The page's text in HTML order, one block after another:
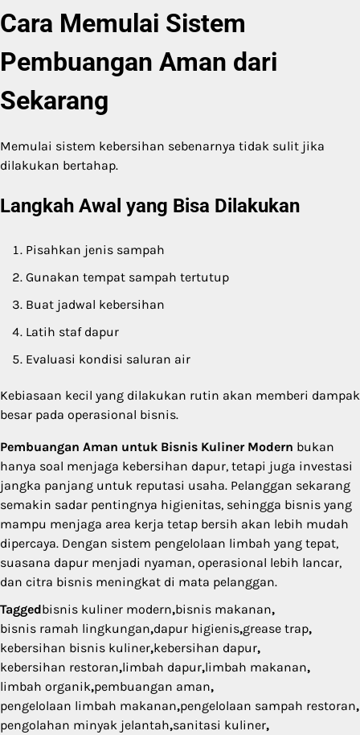
Cara Memulai Sistem
Pembuangan Aman dari
Sekarang
Memulai sistem kebersihan sebenarnya tidak sulit jika
dilakukan bertahap.
Langkah Awal yang Bisa Dilakukan
Pisahkan jenis sampah
Gunakan tempat sampah tertutup
Buat jadwal kebersihan
Latih staf dapur
Evaluasi kondisi saluran air
Kebiasaan kecil yang dilakukan rutin akan memberi dampak
besar pada operasional bisnis.
Pembuangan Aman untuk Bisnis Kuliner Modern bukan
hanya soal menjaga kebersihan dapur, tetapi juga investasi
jangka panjang untuk reputasi usaha. Pelanggan sekarang
semakin sadar pentingnya higienitas, sehingga bisnis yang
mampu menjaga area kerja tetap bersih akan lebih mudah
dipercaya. Dengan sistem pengelolaan limbah yang tepat,
suasana dapur menjadi nyaman, operasional lebih lancar,
dan citra bisnis meningkat di mata pelanggan.
Taggedbisnis kuliner modern,bisnis makanan,
bisnis ramah lingkungan,dapur higienis,grease trap,
kebersihan bisnis kuliner,kebersihan dapur,
kebersihan restoran,limbah dapur,limbah makanan,
limbah organik,pembuangan aman,
pengelolaan limbah makanan,pengelolaan sampah restoran,
pengolahan minyak jelantah,sanitasi kuliner,